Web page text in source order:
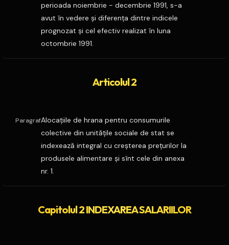
perioada noiembrie - decembrie 1991, s-a
avut în vedere şi diferenţa dintre indicele
prognozat şi cel efectiv realizat în luna
octombrie 1991.
Articolul 2
ParagrafAlocaţiile de hrana pentru consumurile
colective din unităţile sociale de stat se
indexează integral cu creşterea preţurilor la
produsele alimentare şi sînt cele din anexa
nr. 1.
Capitolul 2 INDEXAREA SALARIILOR